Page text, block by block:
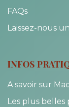
FAQs
Laissez-nous
INFOS
A savoir sur
Les plus belles